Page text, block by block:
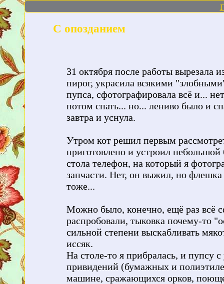
С опозданием
31 октября после работы вырезала
пирог, украсила всякими
пупса, сфотографировала всё и...
потом спать... но... лениво было и
завтра и уснула.
Утром кот решил первым
приготовлено и устроил небольшой
стола телефон, на который я
запчасти. Нет, он выжил, но флешка
тоже...
Можно было, конечно, ещё раз всё
распробовали, тыковка почему-то
сильной степени выскабливать
иссяк.
На столе-то я прибралась, и пупсу
привидений (бумажных и
машине, сражающихся орков,